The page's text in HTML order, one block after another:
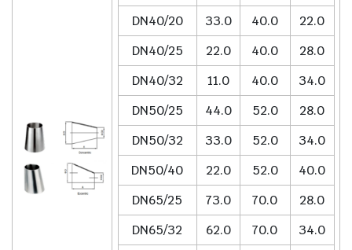
DN40/20
33.0 40.0
22.0
DN40/25
22.0 40.0
28.0
DN40/32
11.0 40.0
34.0
DN50/25
44.0 52.0
28.0
DN50/32
33.0 52.0
34.0
DN50/40
22.0 52.0
40.0
DN65/25
73.0 70.0
28.0
DN65/32
62.0 70.0
34.0